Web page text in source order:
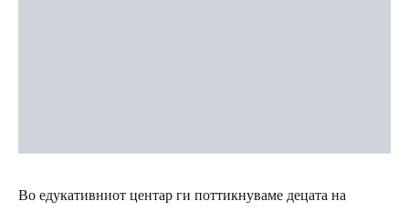
Во едукативниот центар ги поттикнуваме децата на